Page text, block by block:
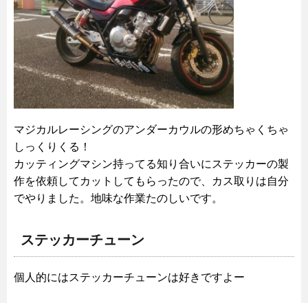
マジカルレーシングのアンダーカウルの形めちゃくちゃ
しっくりくる！
カッティングマシン持ってる知り合いにステッカーの製
作を依頼してカットしてもらったので、カス取りは自分
でやりました。地味な作業たのしいです。
ステッカーチューン
個人的にはステッカーチューンは好きですよー